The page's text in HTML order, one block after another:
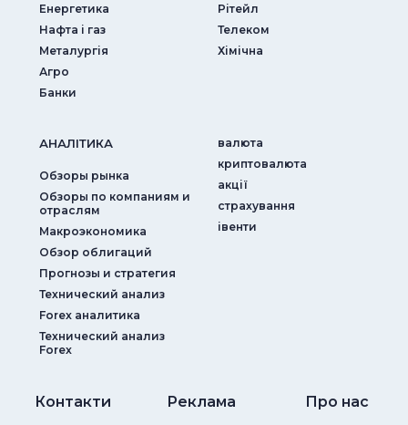
Енергетика
Нафта і газ
Металургія
Агро
Банки
Рітейл
Телеком
Хімічна
АНАЛIТИКА
Обзоры рынка
Обзоры по компаниям и
отраслям
Макроэкономика
Обзор облигаций
Прогнозы и стратегия
Технический анализ
Forex аналитика
Технический анализ
Forex
валюта
криптовалюта
акції
страхування
iвенти
Контакти Реклама Про нас